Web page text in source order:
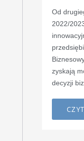
Od
2022/
zyskają
decyzji